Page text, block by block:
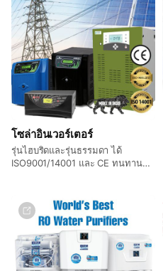
โซล่าอินเวอร์เตอร์
รุ่นไฮบริดและรุ่นธรรมดา ได้
ISO9001/14001 และ CE ทนทาน